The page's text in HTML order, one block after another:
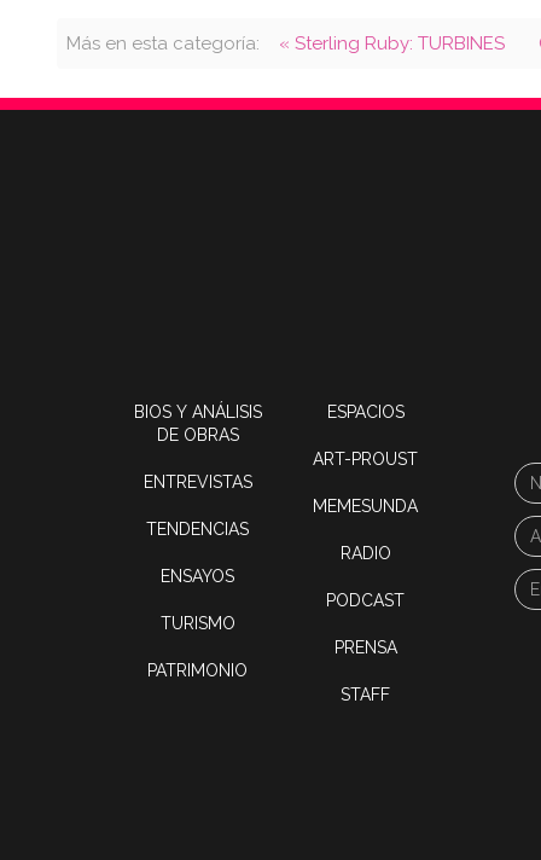
Más en esta categoría: « Sterling Ruby: TURBINES
BIOS Y ANÁLISIS
DE OBRAS
ENTREVISTAS
TENDENCIAS
ENSAYOS
TURISMO
PATRIMONIO
ESPACIOS
ART-PROUST
MEMESUNDA
RADIO
PODCAST
PRENSA
STAFF